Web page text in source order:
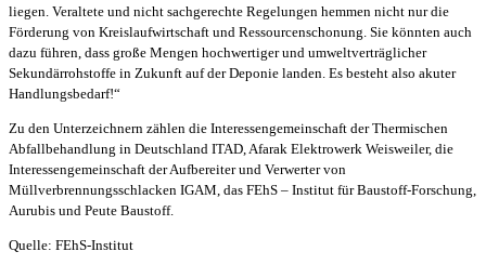
liegen. Veraltete und nicht sachgerechte Regelungen hemmen nicht nur die
Förderung von Kreislaufwirt­schaft und Ressourcenschonung. Sie könnten auch
dazu führen, dass große Mengen hochwer­tiger und umweltverträglicher
Sekundärrohstoffe in Zukunft auf der Deponie landen. Es besteht also akuter
Handlungsbedarf!“
Zu den Unterzeichnern zählen die Interessengemeinschaft der Thermischen
Abfallbehandlung in Deutschland ITAD, Afarak Elektrowerk Weisweiler, die
Interessengemeinschaft der Aufbereiter und Verwerter von
Müllverbrennungsschlacken IGAM, das FEhS – Institut für Baustoff-For­schung,
Aurubis und Peute Baustoff.
Quelle: FEhS-Institut